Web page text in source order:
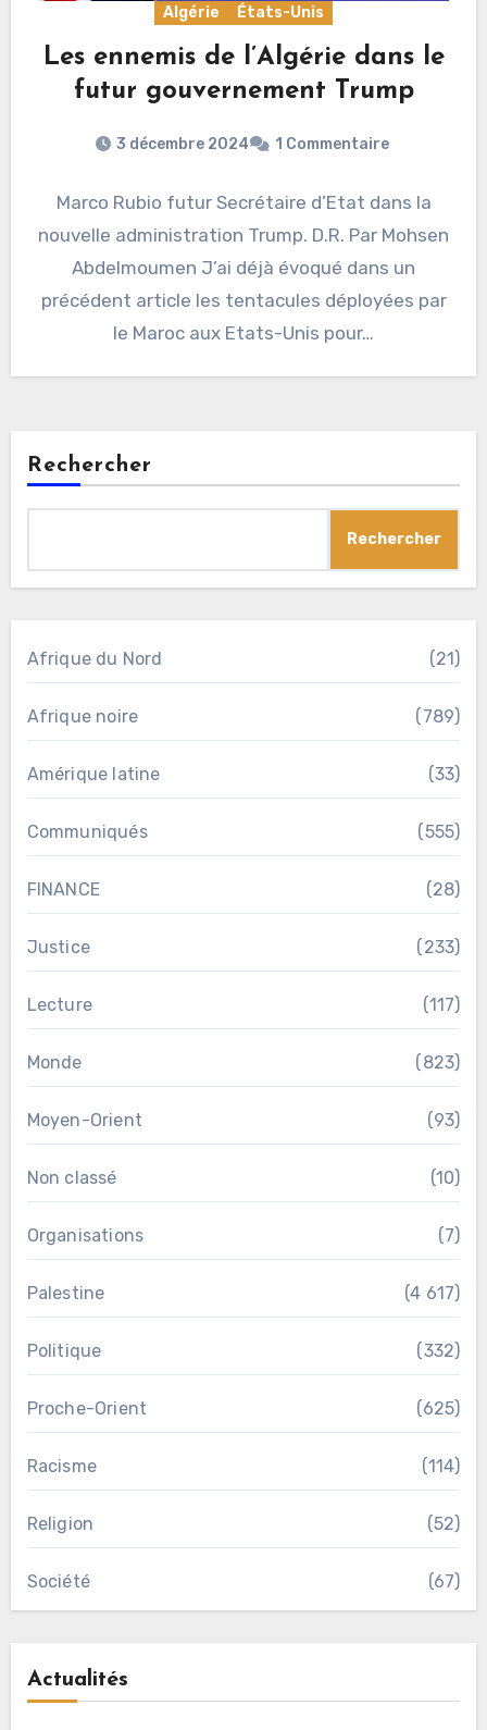
Algérie États-Unis
Les ennemis de l’Algérie dans le
futur gouvernement Trump
3 décembre 2024 1 Commentaire
Marco Rubio futur Secrétaire d’Etat dans la
nouvelle administration Trump. D.R. Par Mohsen
Abdelmoumen J’ai déjà évoqué dans un
précédent article les tentacules déployées par
le Maroc aux Etats-Unis pour…
Rechercher
Rechercher
Afrique du Nord (21)
Afrique noire (789)
Amérique latine (33)
Communiqués (555)
FINANCE (28)
Justice (233)
Lecture (117)
Monde (823)
Moyen-Orient (93)
Non classé (10)
Organisations (7)
Palestine (4 617)
Politique (332)
Proche-Orient (625)
Racisme (114)
Religion (52)
Société (67)
Actualités